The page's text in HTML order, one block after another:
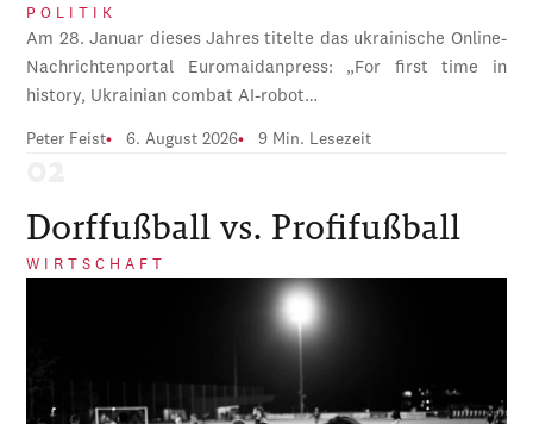
POLITIK
Am 28. Januar dieses Jahres titelte das ukrainische Online-
Nachrichtenportal Euromaidanpress: „For first time in
history, Ukrainian combat AI-robot…
Peter Feist 6. August 2026 9 Min. Lesezeit
Dorffußball vs. Profifußball
WIRTSCHAFT